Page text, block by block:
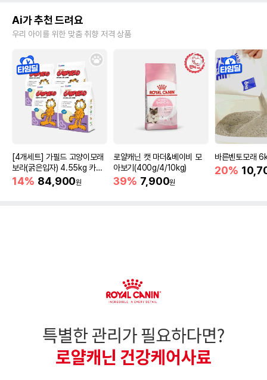
Ai가 추천 드려요
우리 아이를 위한 맞춤 취향 저격 상품
[4개세트] 가필드 고양이모래
보라(굵은입자) 4.55kg 카사
바모래
14% 84,900원
로얄캐닌 캣 마더&베이비 모
아보기(400g/4/10kg)
39% 7,900원
바른벤토모래
20%